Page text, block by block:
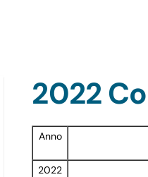
2022
Anno
2022